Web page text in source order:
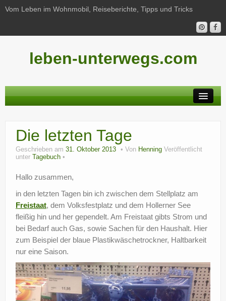
Vom Leben im Wohnmobil, Reiseberichte, Tipps und Tricks
leben-unterwegs.com
Reiseberichte
Unterwegs
Haushalt
Freizeit
Wohnmobil-Technik
Die letzten Tage
Geschrieben am 31. Oktober 2013 Von Henning Veröffentlicht
unter
Tagebuch
Hallo zusammen,
in den letzten Tagen bin ich zwischen dem Stellplatz am
Freistaat, dem Volksfestplatz und dem Hollerner See
fleißig hin und her gependelt. Am Freistaat gibts Strom und
bei Bedarf auch Gas, sowie Sachen für den Haushalt. Hier
zum Beispiel der blaue Plastikwäschetrockner, Haltbarkeit
nur eine Saison.